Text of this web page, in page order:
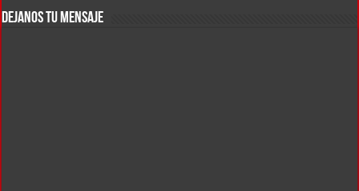
DEJANOS TU MENSAJE